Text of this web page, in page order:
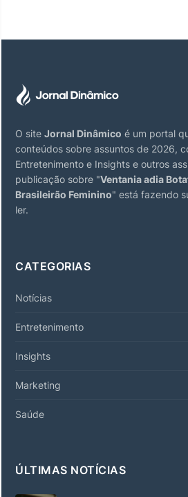
O site Jornal Dinâmico é um portal
conteúdos sobre assuntos de 2026,
Entretenimento e Insights e outros
publicação sobre "Ventania adia
Brasileirão Feminino" está fazendo
ler.
CATEGORIAS
Notícias
Entretenimento
Insights
Marketing
Saúde
ÚLTIMAS NOTÍCIAS